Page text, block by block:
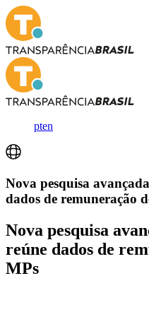
pten
Nova pesquisa
dados de remuneração
Nova pesquisa
reúne dados de
MPs